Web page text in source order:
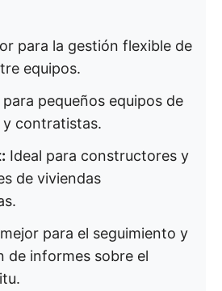
para la gestión flexible de
equipos.
para pequeños equipos de
contratistas.
Ideal para constructores y
de viviendas
para el seguimiento y
de informes sobre el